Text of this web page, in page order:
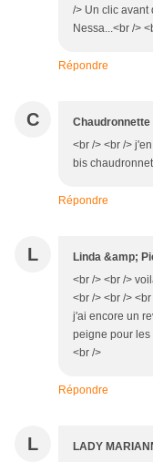
/> Un clic avant
Nessa...<br />
Répondre
C Chaudronnette
<br /> <br />
bis
Répondre
L Linda &amp;
<br /> <br />
<br /> <br />
j'ai encore un
peigne pour les
<br />
Répondre
L LADY